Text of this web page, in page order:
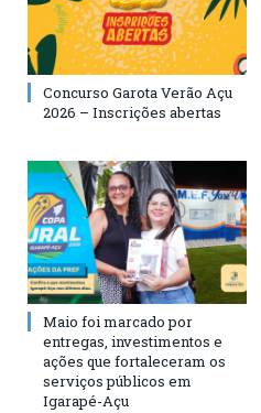
Concurso Garota Verão Açu
2026 – Inscrições abertas
Maio foi marcado por
entregas, investimentos e
ações que fortaleceram os
serviços públicos em
Igarapé-Açu